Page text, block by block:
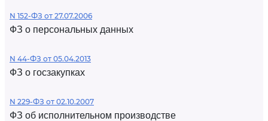
N 152-ФЗ от 27.07.2006
ФЗ о персональных данных
N 44-ФЗ от 05.04.2013
ФЗ о госзакупках
N 229-ФЗ от 02.10.2007
ФЗ об исполнительном производстве